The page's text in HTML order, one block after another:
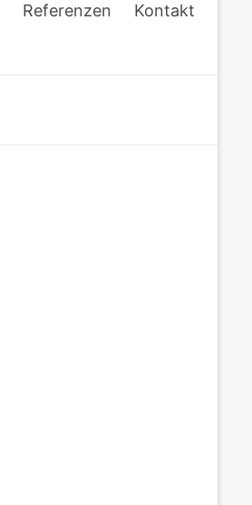
Referenzen Kontakt